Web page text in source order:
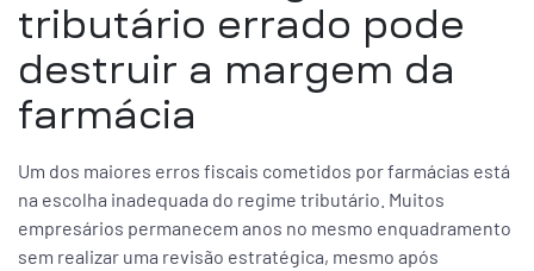
tributário errado pode
destruir a margem da
farmácia
Um dos maiores erros fiscais cometidos por farmácias está
na escolha inadequada do regime tributário. Muitos
empresários permanecem anos no mesmo enquadramento
sem realizar uma revisão estratégica, mesmo após